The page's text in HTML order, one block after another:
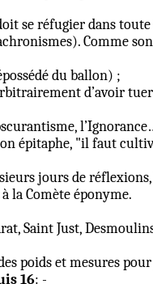
se réfugier dans toute
Comme
du ballon) ;
d’avoir
épitaphe, "il faut
jours de
la Comète éponyme.
Saint Just,
et mesures pour
16: -